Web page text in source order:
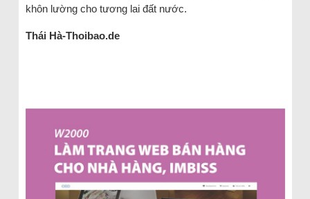
khôn lường cho tương lai đất nước.
Thái Hà-Thoibao.de